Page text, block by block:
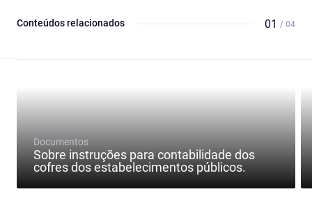
Conteúdos relacionados 01 / 04
Documentos
Sobre instruções para contabilidade dos
cofres dos estabelecimentos públicos.